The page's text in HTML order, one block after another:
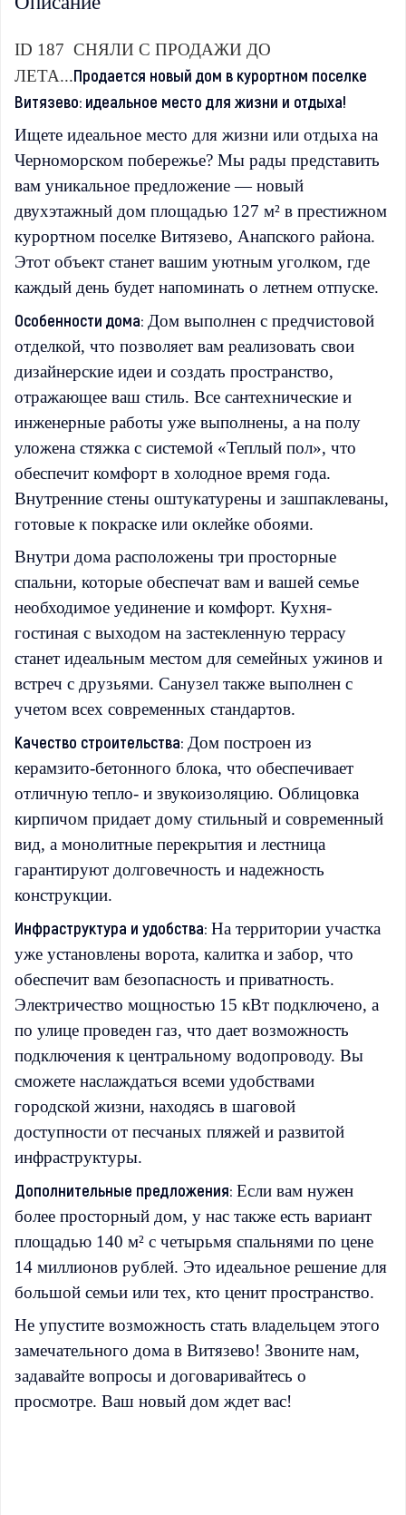
ID 187 СНЯЛИ С ПРОДАЖИ ДО
ЛЕТА...Продается новый дом в курортном поселке
Витязево: идеальное место для жизни и отдыха!
Ищете идеальное место для жизни или отдыха на
Черноморском побережье? Мы рады представить
вам уникальное предложение — новый
двухэтажный дом площадью 127 м² в престижном
курортном поселке Витязево, Анапского района.
Этот объект станет вашим уютным уголком, где
каждый день будет напоминать о летнем отпуске.
Особенности дома: Дом выполнен с предчистовой
отделкой, что позволяет вам реализовать свои
дизайнерские идеи и создать пространство,
отражающее ваш стиль. Все сантехнические и
инженерные работы уже выполнены, а на полу
уложена стяжка с системой «Теплый пол», что
обеспечит комфорт в холодное время года.
Внутренние стены оштукатурены и зашпаклеваны,
готовые к покраске или оклейке обоями.
Внутри дома расположены три просторные
спальни, которые обеспечат вам и вашей семье
необходимое уединение и комфорт. Кухня-
гостиная с выходом на застекленную террасу
станет идеальным местом для семейных ужинов и
встреч с друзьями. Санузел также выполнен с
учетом всех современных стандартов.
Качество строительства: Дом построен из
керамзито-бетонного блока, что обеспечивает
отличную тепло- и звукоизоляцию. Облицовка
кирпичом придает дому стильный и современный
вид, а монолитные перекрытия и лестница
гарантируют долговечность и надежность
конструкции.
Инфраструктура и удобства: На территории участка
уже установлены ворота, калитка и забор, что
обеспечит вам безопасность и приватность.
Электричество мощностью 15 кВт подключено, а
по улице проведен газ, что дает возможность
подключения к центральному водопроводу. Вы
сможете наслаждаться всеми удобствами
городской жизни, находясь в шаговой
доступности от песчаных пляжей и развитой
инфраструктуры.
Дополнительные предложения: Если вам нужен
более просторный дом, у нас также есть вариант
площадью 140 м² с четырьмя спальнями по цене
14 миллионов рублей. Это идеальное решение для
большой семьи или тех, кто ценит пространство.
Не упустите возможность стать владельцем этого
замечательного дома в Витязево! Звоните нам,
задавайте вопросы и договаривайтесь о
просмотре. Ваш новый дом ждет вас!